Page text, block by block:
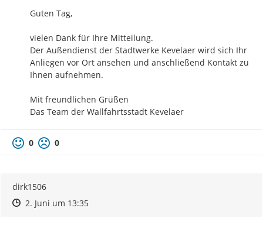
Guten Tag,
vielen Dank für Ihre Mitteilung.
Der Außendienst der Stadtwerke Kevelaer wird sich Ihr
Anliegen vor Ort ansehen und anschließend Kontakt zu
Ihnen aufnehmen.
Mit freundlichen Grüßen
Das Team der Wallfahrtsstadt Kevelaer
0 0
dirk1506
Zeitpunkt des Erstellens
Zeitpunkt des Erstellens
2. Juni um 13:35Zur Äußerung